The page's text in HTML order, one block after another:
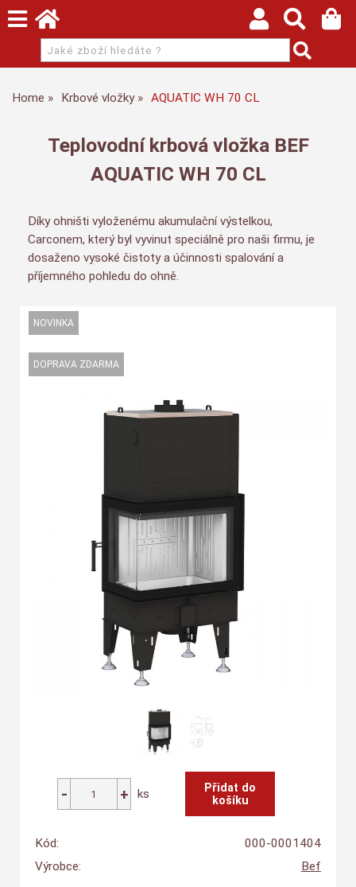
Home Krbové vložky AQUATIC WH 70 CL
Teplovodní krbová vložka BEF
AQUATIC WH 70 CL
Díky ohništi vyloženému akumulační výstelkou,
Carconem, který byl vyvinut speciálně pro naši firmu, je
dosaženo vysoké čistoty a účinnosti spalování a
příjemného pohledu do ohně.
ks
Kód:
000-0001404
Výrobce:
Bef